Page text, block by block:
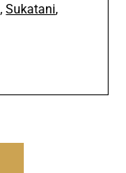
,Sukatani,